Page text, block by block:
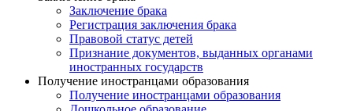
Заключение брака
Регистрация заключения брака
Правовой статус детей
Признание документов, выданных органами
иностранных государств
Получение иностранцами образования
Получение иностранцами образования